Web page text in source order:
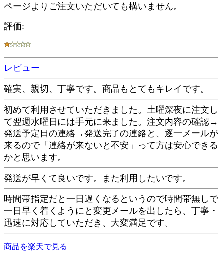
ページよりご注文いただいても構いません。
評価:
レビュー
確実、親切、丁寧です。商品もとてもキレイです。
初めて利用させていただきました。土曜深夜に注文し
て翌週水曜日には手元に来ました。注文内容の確認→
発送予定日の連絡→発送完了の連絡と、逐一メールが
来るので「連絡が来ないと不安」って方は安心できる
かと思います。
発送が早くて良いです。また利用したいです。
時間帯指定だと一日遅くなるというので時間帯無しで
一日早く着くようにと変更メールを出したら、丁寧・
迅速に対応していただき、大変満足です。
商品を楽天で見る